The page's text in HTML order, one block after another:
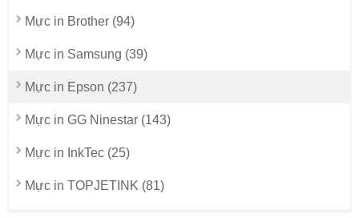
Mực in Brother (94)
Mực in Samsung (39)
Mực in Epson (237)
Mực in GG Ninestar (143)
Mực in InkTec (25)
Mực in TOPJETINK (81)